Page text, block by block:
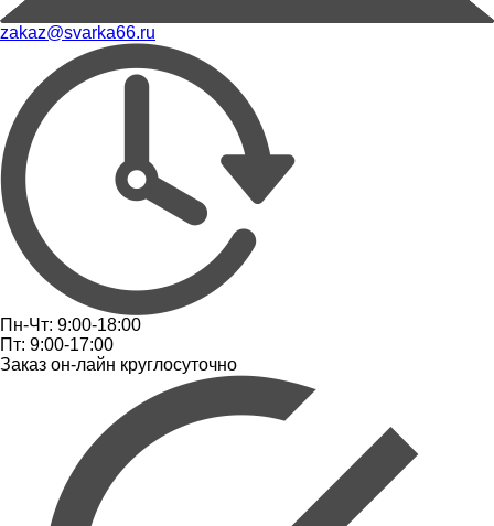
zakaz@svarka66.ru
Пн-Чт: 9:00-18:00
Пт: 9:00-17:00
Заказ он-лайн круглосуточно